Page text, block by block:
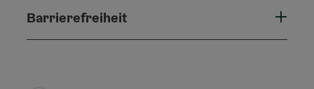
Barrierefreiheit